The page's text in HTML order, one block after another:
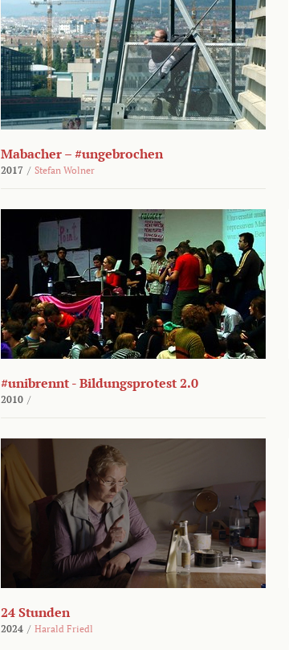
Mabacher – #ungebrochen
2017 / Stefan Wolner
#unibrennt - Bildungsprotest 2.0
2010 /
24 Stunden
2024 / Harald Friedl